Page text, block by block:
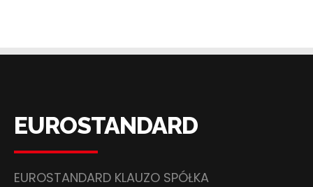
EUROSTANDARD
EUROSTANDARD KLAUZO SPÓŁKA